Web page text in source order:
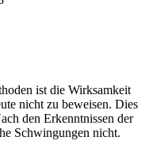
ist die Wirksamkeit
nicht zu beweisen. Dies
den Erkenntnissen der
Schwingungen nicht.